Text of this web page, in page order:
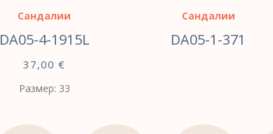
Сандалии
DA05-4-1915L
37,00 €
Размер: 33
Сандалии
DA05-1-371